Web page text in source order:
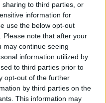
to third parties, or
information for
use the below opt-out
Please note that after your
may continue seeing
information utilized by
to third parties prior to
opt-out of the further
by third parties on the
This information may
πρώτες πρωινές
της
να σβήσουν τη